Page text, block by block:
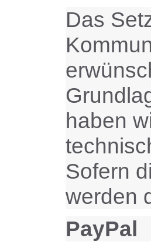
Das
haben
Sofern
werden
PayPal